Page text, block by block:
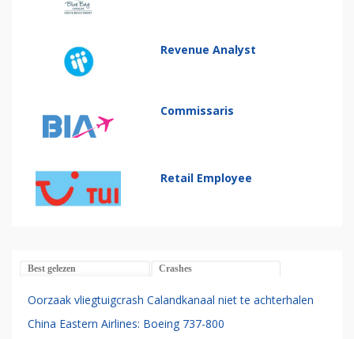
Revenue Analyst
Commissaris
Retail Employee
Best gelezen Crashes
Oorzaak vliegtuigcrash Calandkanaal niet te achterhalen
China Eastern Airlines: Boeing 737-800